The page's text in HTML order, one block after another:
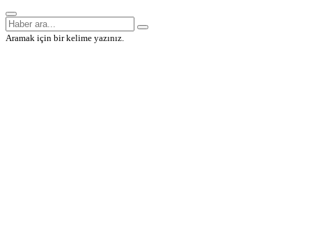
Aramak için bir kelime yazınız.